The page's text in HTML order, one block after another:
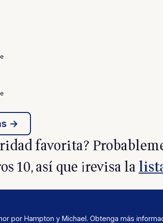
→
favorita?
10, así que ¡revisa la
por Hampton y Michael. Obtenga más